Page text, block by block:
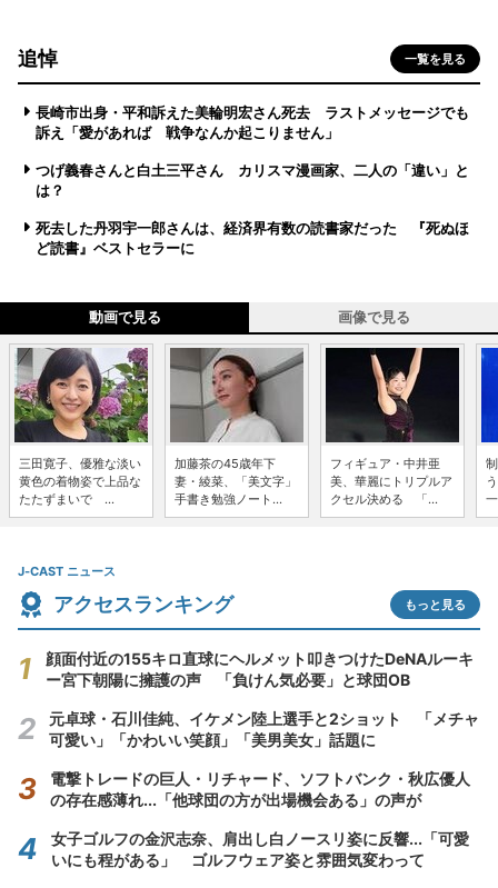
追悼 一覧を見る
長崎市出身・平和訴えた美輪明宏さん死去 ラストメッセージでも
訴え「愛があれば 戦争なんか起こりません」
つげ義春さんと白土三平さん カリスマ漫画家、二人の「違い」と
は？
死去した丹羽宇一郎さんは、経済界有数の読書家だった 『死ぬほ
ど読書』ベストセラーに
動画で見る 画像で見る
三田寛子、優雅な淡い
黄色の着物姿で上品な
たたずまいで ...
加藤茶の45歳年下
妻・綾菜、「美文字」
手書き勉強ノート...
フィギュア・中井亜
美、華麗にトリプルア
クセル決める 「...
J-CAST ニュース
アクセスランキング もっと見る
顔面付近の155キロ直球にヘルメット叩きつけたDeNAルーキ
ー宮下朝陽に擁護の声 「負けん気必要」と球団OB
元卓球・石川佳純、イケメン陸上選手と2ショット 「メチャ
可愛い」「かわいい笑顔」「美男美女」話題に
電撃トレードの巨人・リチャード、ソフトバンク・秋広優人
の存在感薄れ...「他球団の方が出場機会ある」の声が
女子ゴルフの金沢志奈、肩出し白ノースリ姿に反響...「可愛
いにも程がある」 ゴルフウェア姿と雰囲気変わって